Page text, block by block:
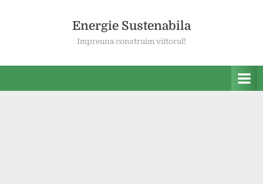
Energie Sustenabila
Impreuna construim viitorul!